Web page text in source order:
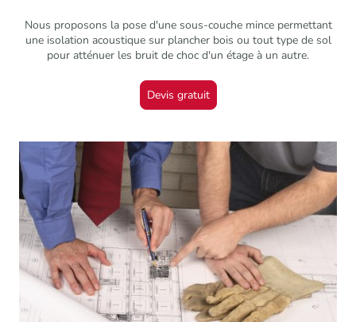
Nous proposons la pose d'une sous-couche mince permettant
une isolation acoustique sur plancher bois ou tout type de sol
pour atténuer les bruit de choc d'un étage à un autre.
Devis gratuit